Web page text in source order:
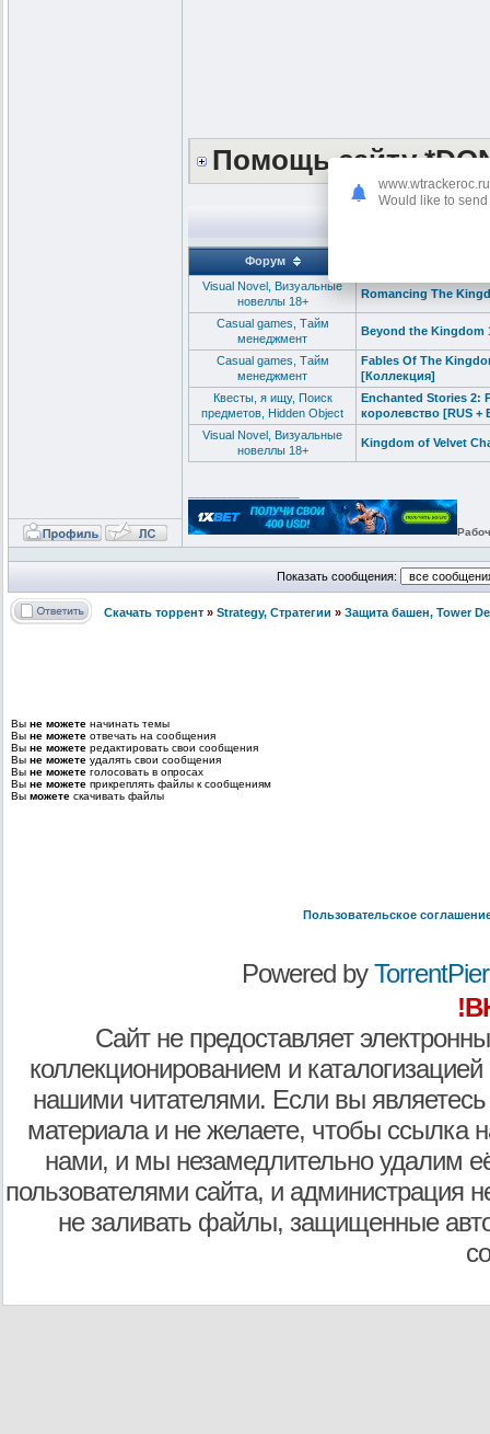
Помощь сайту
Форум
Visual Novel, Визуальные
новеллы 18+
Romancing The
Сasual games, Тайм
менеджмент
Beyond the Kingdom
Сasual games, Тайм
менеджмент
Fables Of The
[Коллекция]
Квесты, я ищу, Поиск
предметов, Hidden Object
Enchanted Stories 2:
королевство [RUS +
Visual Novel, Визуальные
новеллы 18+
Kingdom of Velvet
Показать сообщения:
Скачать торрент » Strategy, Стратегии » Защита башен, Tower
Вы не можете начинать темы
Вы не можете отвечать на сообщения
Вы не можете редактировать свои сообщения
Вы не можете удалять свои сообщения
Вы не можете голосовать в опросах
Вы не можете прикреплять файлы к сообщениям
Вы можете скачивать файлы
Пользовательское
Powered by
Сайт не предоставляет
коллекционированием и
нашими читателями. Если вы являетесь
материала и не желаете, чтобы ссылка
нами, и мы незамедлительно удалим
пользователями сайта, и администрация
не заливать файлы, защищенные
www.wtrackeroc.ru
Would like to